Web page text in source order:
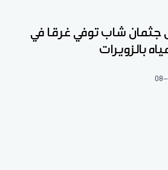
جثمان شاب توفي غرقا في
بالزويرات